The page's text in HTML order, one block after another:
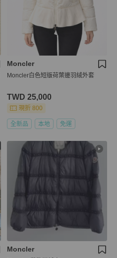
Moncler
Moncler白色短版荷葉邊羽絨外套
TWD 25,000
現折 800
全新品 本地 免運
Moncler